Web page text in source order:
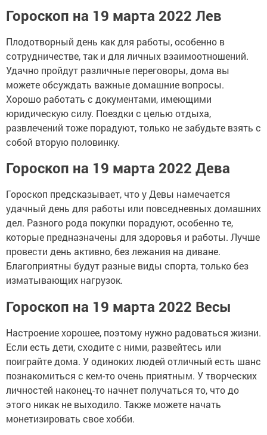
Гороскоп на 19 марта 2022 Лев
Плодотворный день как для работы, особенно в
сотрудничестве, так и для личных взаимоотношений.
Удачно пройдут различные переговоры, дома вы
можете обсуждать важные домашние вопросы.
Хорошо работать с документами, имеющими
юридическую силу. Поездки с целью отдыха,
развлечений тоже порадуют, только не забудьте взять с
собой вторую половинку.
Гороскоп на 19 марта 2022 Дева
Гороскоп предсказывает, что у Девы намечается
удачный день для работы или повседневных домашних
дел. Разного рода покупки порадуют, особенно те,
которые предназначены для здоровья и работы. Лучше
провести день активно, без лежания на диване.
Благоприятны будут разные виды спорта, только без
изматывающих нагрузок.
Гороскоп на 19 марта 2022 Весы
Настроение хорошее, поэтому нужно радоваться жизни.
Если есть дети, сходите с ними, развейтесь или
поиграйте дома. У одиноких людей отличный есть шанс
познакомиться с кем-то очень приятным. У творческих
личностей наконец-то начнет получаться то, что до
этого никак не выходило. Также можете начать
монетизировать свое хобби.